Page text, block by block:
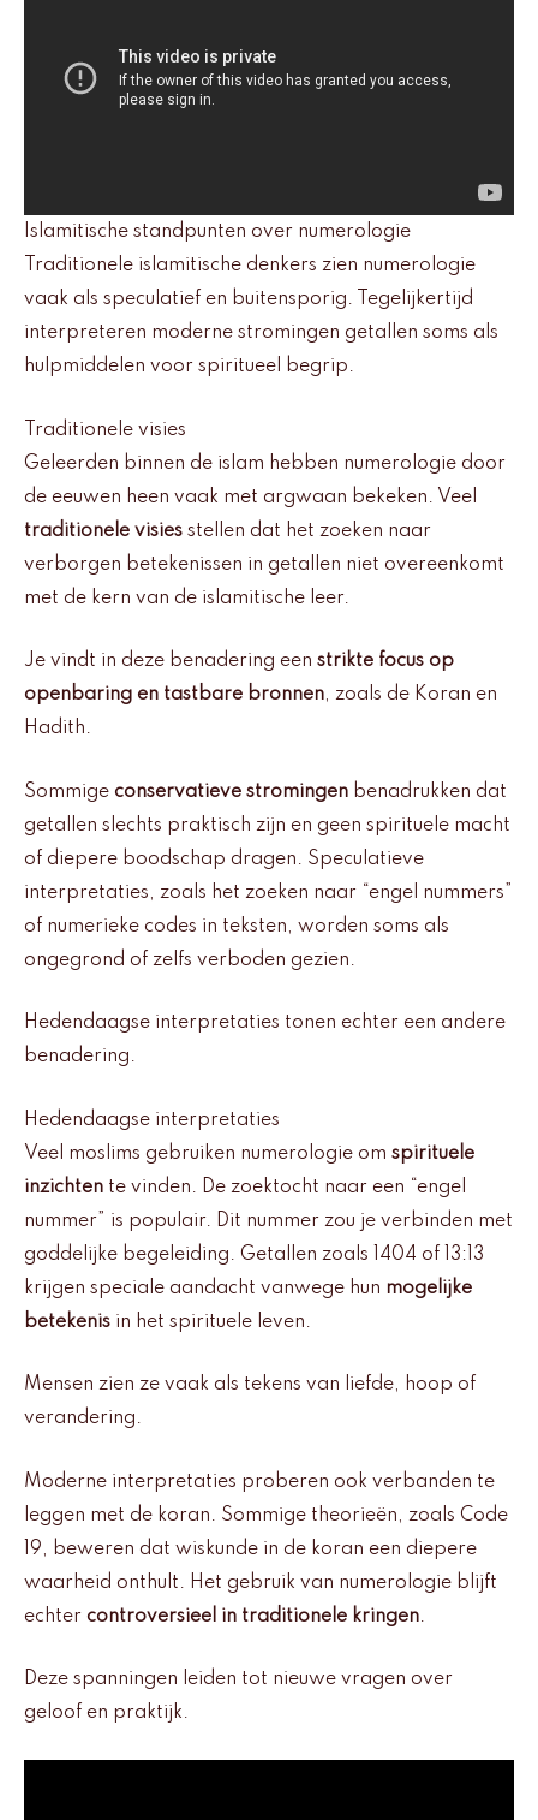
Islamitische standpunten over numerologie
Traditionele islamitische denkers zien numerologie
vaak als speculatief en buitensporig. Tegelijkertijd
interpreteren moderne stromingen getallen soms als
hulpmiddelen voor spiritueel begrip.
Traditionele visies
Geleerden binnen de islam hebben numerologie door
de eeuwen heen vaak met argwaan bekeken. Veel
traditionele visies stellen dat het zoeken naar
verborgen betekenissen in getallen niet overeenkomt
met de kern van de islamitische leer.
Je vindt in deze benadering een strikte focus op
openbaring en tastbare bronnen, zoals de Koran en
Hadith.
Sommige conservatieve stromingen benadrukken dat
getallen slechts praktisch zijn en geen spirituele macht
of diepere boodschap dragen. Speculatieve
interpretaties, zoals het zoeken naar “engel nummers”
of numerieke codes in teksten, worden soms als
ongegrond of zelfs verboden gezien.
Hedendaagse interpretaties tonen echter een andere
benadering.
Hedendaagse interpretaties
Veel moslims gebruiken numerologie om spirituele
inzichten te vinden. De zoektocht naar een “engel
nummer” is populair. Dit nummer zou je verbinden met
goddelijke begeleiding. Getallen zoals 1404 of 13:13
krijgen speciale aandacht vanwege hun mogelijke
betekenis in het spirituele leven.
Mensen zien ze vaak als tekens van liefde, hoop of
verandering.
Moderne interpretaties proberen ook verbanden te
leggen met de koran. Sommige theorieën, zoals Code
19, beweren dat wiskunde in de koran een diepere
waarheid onthult. Het gebruik van numerologie blijft
echter controversieel in traditionele kringen.
Deze spanningen leiden tot nieuwe vragen over
geloof en praktijk.